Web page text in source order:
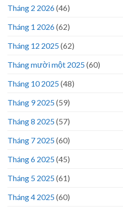
Tháng 2 2026(46)
Tháng 1 2026(62)
Tháng 12 2025(62)
Tháng mười một 2025(60)
Tháng 10 2025(48)
Tháng 9 2025(59)
Tháng 8 2025(57)
Tháng 7 2025(60)
Tháng 6 2025(45)
Tháng 5 2025(61)
Tháng 4 2025(60)